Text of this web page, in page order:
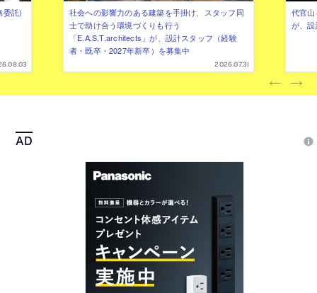
委託)
社会への影響力のある建築を手掛け、スタッフ同
士で助け合う環境づくりも行う
「E.A.S.T.architects」が、設計スタッフ（経験
者・既卒・2027年新卒）を募集中
2026.07.31
代官
が、